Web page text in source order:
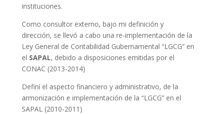
instituciones.
Como consultor externo, bajo mi definición y
dirección, se llevó a cabo una re-implementación de la
Ley General de Contabilidad Gubernamental “LGCG” en
el SAPAL, debido a disposiciones emitidas por el
CONAC (2013-2014)
Definí el aspecto financiero y administrativo, de la
armonización e implementación de la “LGCG” en el
SAPAL (2010-2011)